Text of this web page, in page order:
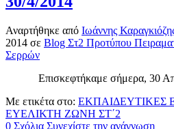
Αναρτήθηκε από Ιωάννης
2014 σε Blog Στ2 Προτύπου
Σερρών
Επισκεφτήκαμε σήμερα, 30
Με ετικέτα στο: ΕΚΠΑΙΔΕΥΤΙΚΕΣ
ΕΥΕΛΙΚΤΗ ΖΩΝΗ ΣΤ΄2
0 Σχόλια Συνεχίστε την ανάγνωση